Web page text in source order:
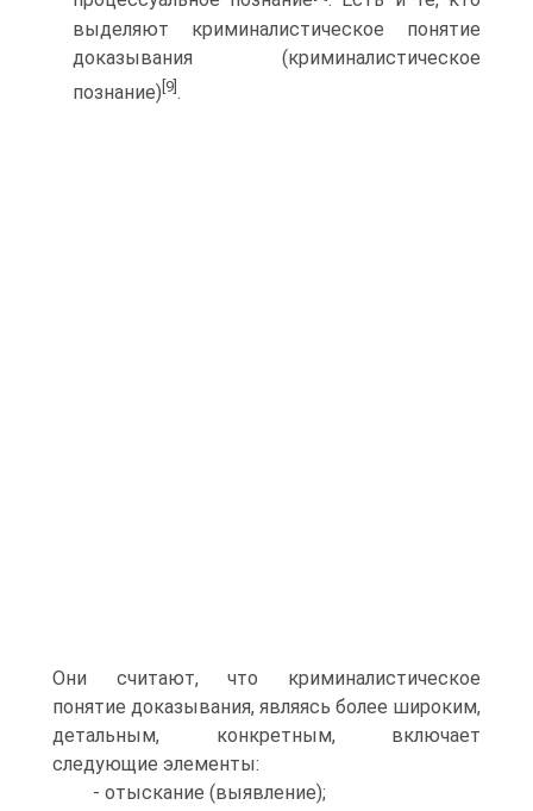
выделяют криминалистическое понятие
доказывания (криминалистическое
познание) [9].
Они считают, что криминалистическое
понятие доказывания, являясь более широким,
детальным, конкретным, включает
следующие элементы:
- отыскание (выявление);